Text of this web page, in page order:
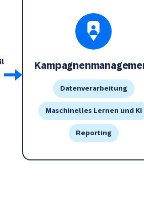
Datenverarbeitung
Maschinelles Lernen und KI
Reporting